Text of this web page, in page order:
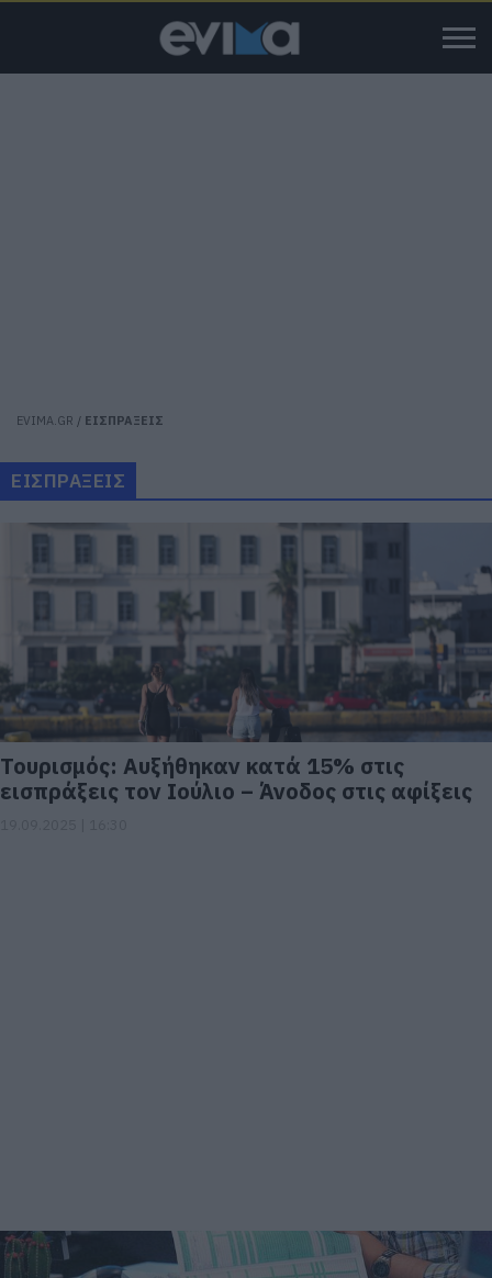
EVIMA.GR / ΕΙΣΠΡΑΞΕΙΣ
ΕΙΣΠΡΑΞΕΙΣ
Τουρισμός: Αυξήθηκαν κατά 15% στις
εισπράξεις τον Ιούλιο – Άνοδος στις αφίξεις